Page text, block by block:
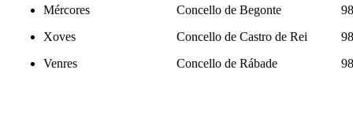
Mércores
Xoves
Venres
Concello de Begonte
Concello de Castro de Rei
Concello de Rábade